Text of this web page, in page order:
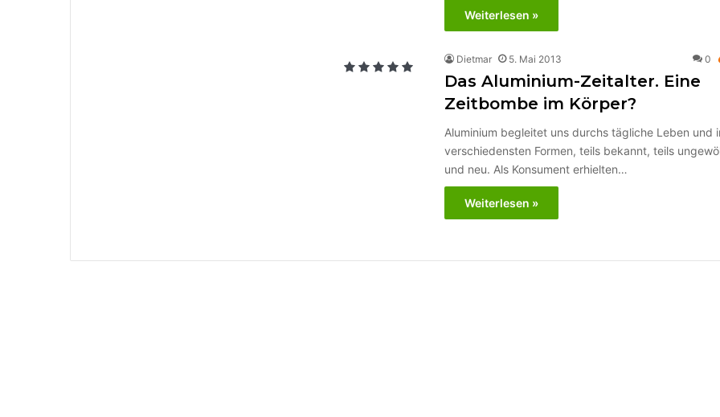
Weiterlesen »
Dietmar 5. Mai 2013 0
Das Aluminium-Zeitalter. Eine
Zeitbombe im Körper?
Aluminium begleitet uns durchs tägliche Leben und
verschiedensten Formen, teils bekannt, teils
und neu. Als Konsument erhielten…
Weiterlesen »